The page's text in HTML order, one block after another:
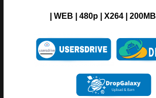
| WEB | 480p | X264 | 200MB